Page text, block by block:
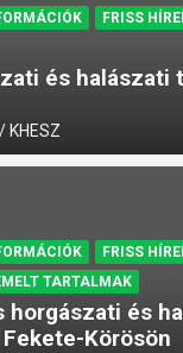
FRISS
Körösön
FRISS
és halászati
KHESZ
FRISS
TARTALMAK
horgászati és
Körösön